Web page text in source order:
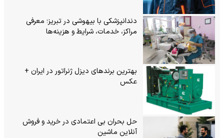
دندانپزشکی با بیهوشی در تبریز؛ معرفی
مراکز، خدمات، شرایط و هزینه‌ها
بهترین برندهای دیزل ژنراتور در ایران +
عکس
حل بحران بی‌ اعتمادی در خرید و فروش
آنلاین ماشین